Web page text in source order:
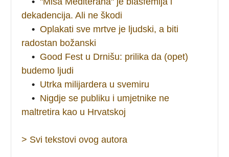
dekadencija. Ali ne škodi
• Oplakati sve mrtve je ljudski, a biti
radostan božanski
• Good Fest u Drnišu: prilika da (opet)
budemo ljudi
• Utrka milijardera u svemiru
• Nigdje se publiku i umjetnike ne
maltretira kao u Hrvatskoj
> Svi tekstovi ovog autora